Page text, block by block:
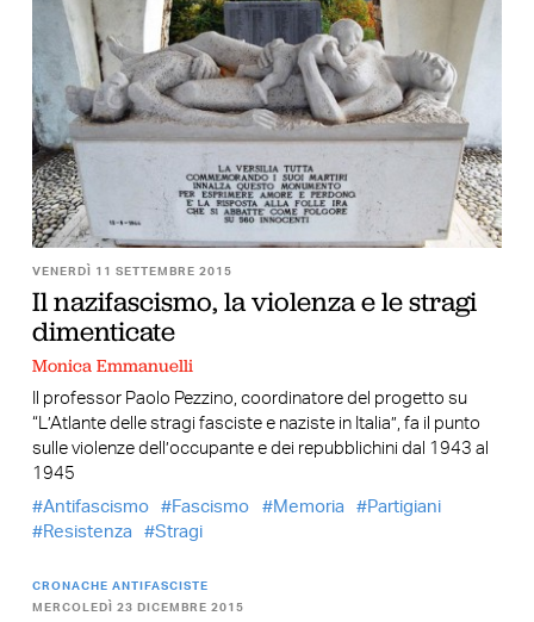
VENERDÌ 11 SETTEMBRE 2015
Il nazifascismo, la violenza e le stragi
dimenticate
Monica Emmanuelli
Il professor Paolo Pezzino, coordinatore del progetto su
“L’Atlante delle stragi fasciste e naziste in Italia”, fa il punto
sulle violenze dell’occupante e dei repubblichini dal 1943 al
1945
Antifascismo
Fascismo Memoria
Partigiani
Resistenza
Stragi
CRONACHE ANTIFASCISTE
MERCOLEDÌ 23 DICEMBRE 2015